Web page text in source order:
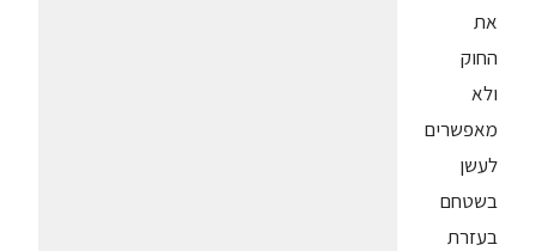
את
החוק
ולא
מאפשרים
לעשן
בשטחם
בעזרת